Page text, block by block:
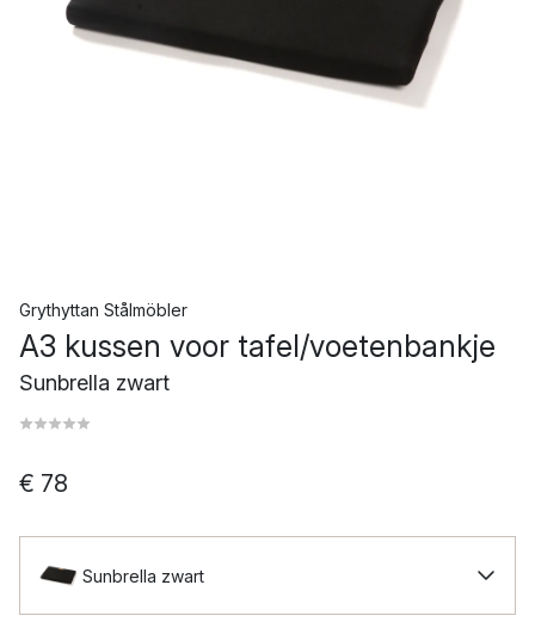
Grythyttan Stålmöbler
A3 kussen voor tafel/voetenbankje
Sunbrella zwart
€ 78
Sunbrella zwart